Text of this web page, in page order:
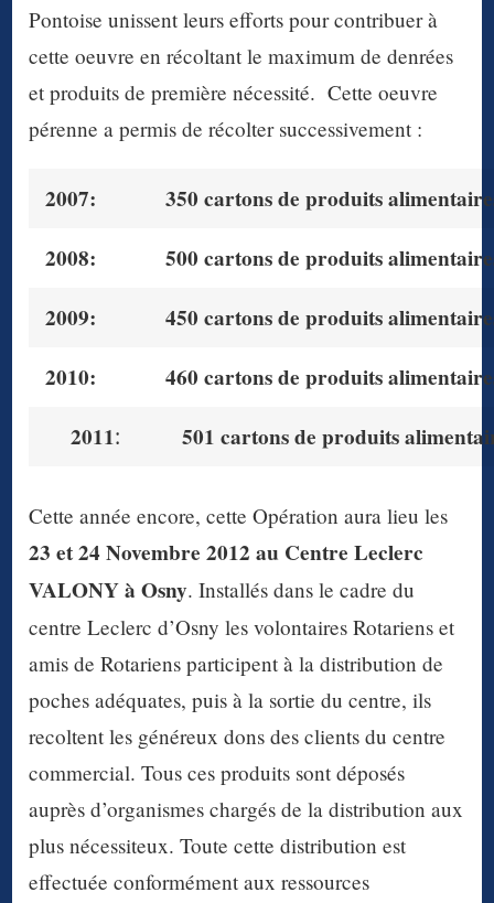
Pontoise unissent leurs efforts pour contribuer à
cette oeuvre en récoltant le maximum de denrées
et produits de première nécessité. Cette oeuvre
pérenne a permis de récolter successivement :
2007: 350 cartonsde produits
2008:
500 cartonsde produits
2009:
450 cartonsde produits
2010:
460 cartonsde produits
2011: 501 cartons de produits
Cette année encore, cette Opération aura lieu les
23 et 24 Novembre 2012 au Centre Leclerc
VALONY à Osny. Installés dans le cadre du
centre Leclerc d’Osny les volontaires Rotariens et
amis de Rotariens participent à la distribution de
poches adéquates, puis à la sortie du centre, ils
recoltent les généreux dons des clients du centre
commercial. Tous ces produits sont déposés
auprès d’organismes chargés de la distribution aux
plus nécessiteux. Toute cette distribution est
effectuée conformément aux ressources